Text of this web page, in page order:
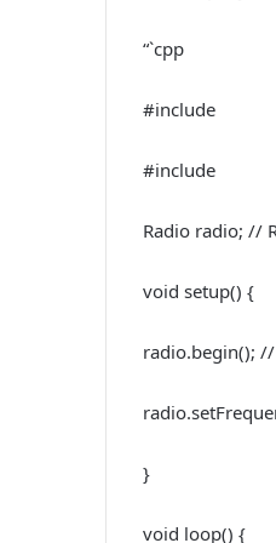
“`cpp
#include
#include
Radio radio; //
void setup() {
radio.begin();
}
void loop() {